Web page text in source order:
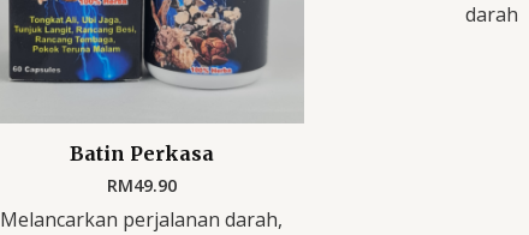
Batin Perkasa
RM49.90
Melancarkan perjalanan darah,
darah